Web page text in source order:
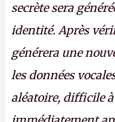
secrète sera
identité. Après
générera une
les données
aléatoire, difficile